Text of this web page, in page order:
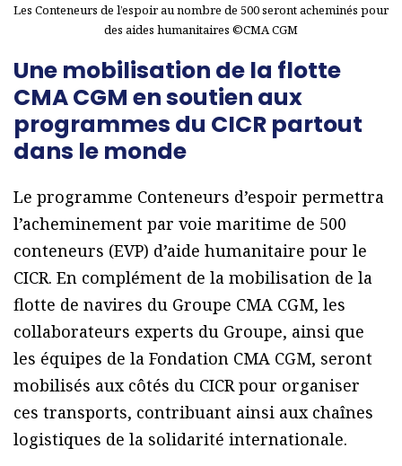
Les Conteneurs de l’espoir au nombre de 500 seront acheminés pour
des aides humanitaires ©CMA CGM
Une mobilisation de la flotte
CMA CGM en soutien aux
programmes du CICR partout
dans le monde
Le programme Conteneurs d’espoir permettra
l’acheminement par voie maritime de 500
conteneurs (EVP) d’aide humanitaire pour le
CICR. En complément de la mobilisation de la
flotte de navires du Groupe CMA CGM, les
collaborateurs experts du Groupe, ainsi que
les équipes de la Fondation CMA CGM, seront
mobilisés aux côtés du CICR pour organiser
ces transports, contribuant ainsi aux chaînes
logistiques de la solidarité internationale.